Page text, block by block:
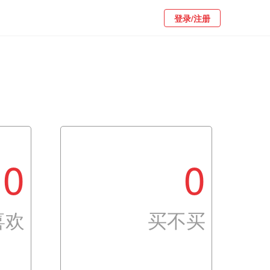
登录/注册
0 0
买不买